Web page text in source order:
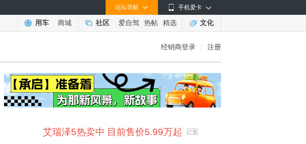
手机爱卡
论坛导航
用车 商城 社区 爱自驾 热帖 精选 文化
经销商登录 注册
艾瑞泽5热卖中 目前售价5.99万起